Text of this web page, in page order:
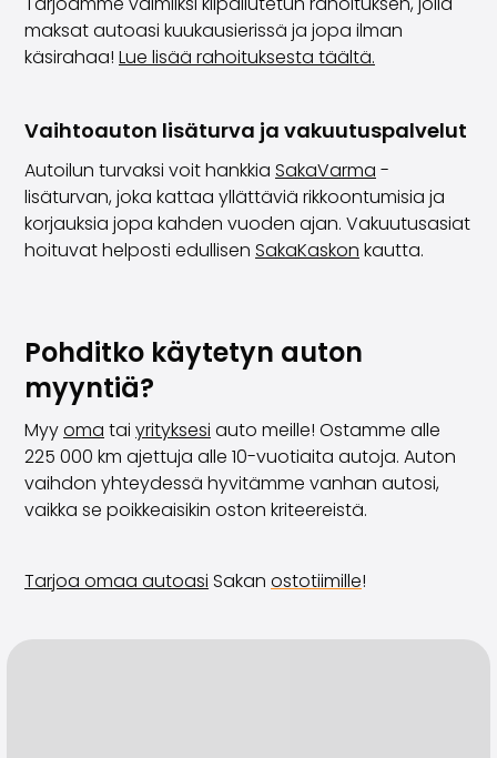
maksat autoasi kuukausierissä ja jopa ilman
käsirahaa! Lue lisää rahoituksesta täältä.
Vaihtoauton lisäturva ja vakuutuspalvelut
Autoilun turvaksi voit hankkia SakaVarma -
lisäturvan, joka kattaa yllättäviä rikkoontumisia ja
korjauksia jopa kahden vuoden ajan. Vakuutusasiat
hoituvat helposti edullisen SakaKaskon kautta.
Pohditko käytetyn auton
myyntiä?
Myyoma tai yrityksesi auto meille! Ostamme alle
225 000 km ajettuja alle 10-vuotiaita autoja. Auton
vaihdon yhteydessä hyvitämme vanhan autosi,
vaikka se poikkeaisikin oston kriteereistä.
Tarjoa omaa autoasi Sakan ostotiimille!